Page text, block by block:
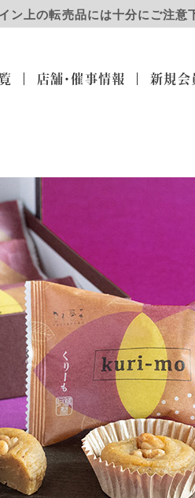
ン上の転売品には十分にご注意
店舗・催事情報 新規会